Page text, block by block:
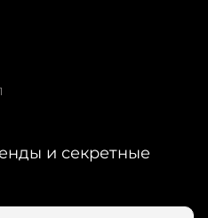
и секретные